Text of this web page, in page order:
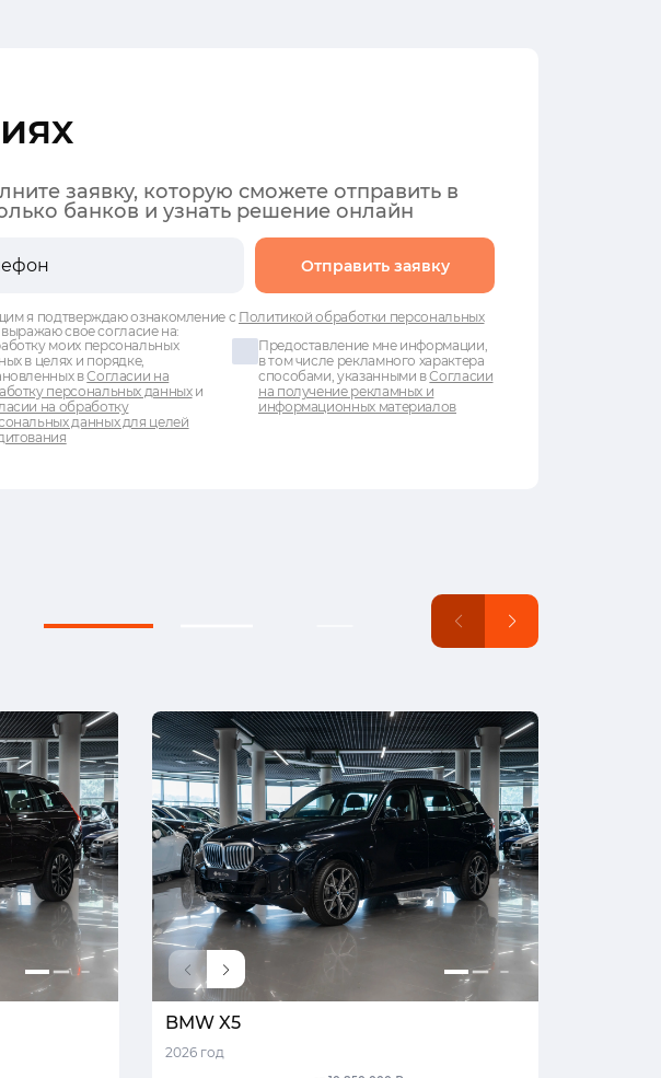
заявку, которую сможете отправить в
банков и узнать решение онлайн
Отправить заявку
я подтверждаю ознакомление с Политикой обработки персональных
выражаю свое согласие на:
моих персональных
в целях и порядке,
вСогласии на
персональных данныхи
на обработку
данных для целей
Предоставление мне информации,
в том числе рекламного характера
способами, указанными вСогласии
на получение рекламных и
информационных материалов
BMW X5
2026 год